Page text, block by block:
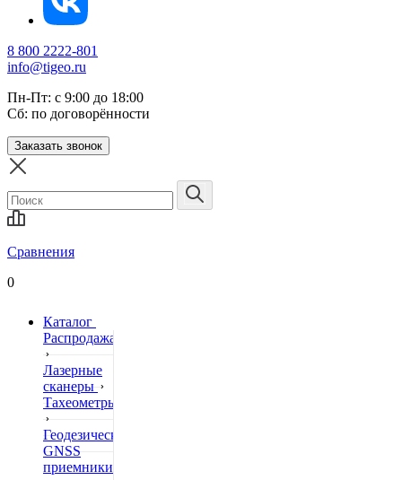
8 800 2222-801
info@tigeo.ru
Пн-Пт: с 9:00 до 18:00
Сб: по договорённости
Заказать звонок
Сравнения
0
Каталог
Распродажа
Лазерные
сканеры
Тахеометры
Геодезические
GNSS
приемники